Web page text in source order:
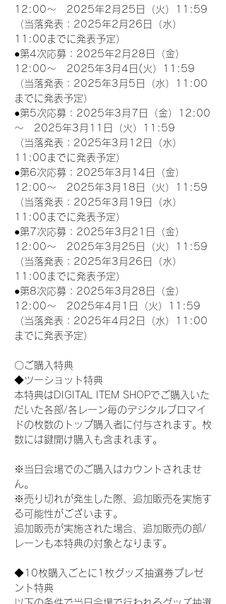
12:00～　2025年2月25日（火）11:59
（当落発表：2025年2月26日（水）
11:00までに発表予定）
●第4次応募：2025年2月28日（金）
12:00～　2025年3月4日(火）11:59
（当落発表：2025年3月5日（水）11:00
までに発表予定）
●第5次応募：2025年3月7日（金）12:00
～　2025年3月11日（火）11:59
（当落発表：2025年3月12日（水）
11:00までに発表予定）
●第6次応募：2025年3月14日（金）
12:00～　2025年3月18日（火）11:59
（当落発表：2025年3月19日（水）
11:00までに発表予定）
●第7次応募：2025年3月21日（金）
12:00～　2025年3月25日（火）11:59
（当落発表：2025年3月26日（水）
11:00までに発表予定）
●第8次応募：2025年3月28日（金）
12:00～　2025年4月1日（火）11:59
（当落発表：2025年4月2日（水）11:00
までに発表予定）
〇ご購入特典
◆ツーショット特典
本特典はDIGITAL ITEM SHOPでご購入いた
だいた各部/各レーン毎のデジタルブロマイ
ドの枚数のトップ購入者に付与されます。枚
数には鍵開け購入も含まれます。
※当日会場でのご購入はカウントされませ
ん。
※売り切れが発生した際、追加販売を実施す
る可能性がございます。
追加販売が実施された場合、追加販売の部/
レーンも本特典の対象となります。
◆10枚購入ごとに1枚グッズ抽選券プレゼ
ント特典